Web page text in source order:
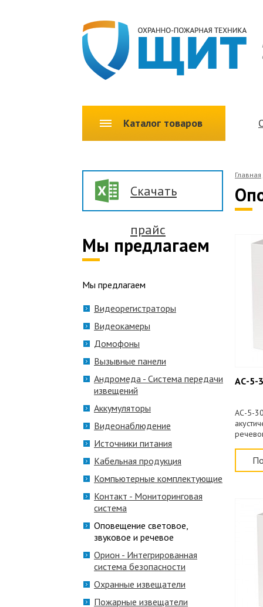
Каталог товаров
Главная
АС-5-
АС-5-
Скачать
прайс
Мы предлагаем
Мы предлагаем
Видеорегистраторы
Видеокамеры
Домофоны
Вызывные панели
Андромеда - Система передачи
извещений
Аккумуляторы
Видеонаблюдение
Источники питания
Кабельная продукция
Компьютерные комплектующие
Контакт - Мониторинговая
система
Оповещение световое,
звуковое и речевое
Орион - Интегрированная
система безопасности
Охранные извещатели
Пожарные извещатели